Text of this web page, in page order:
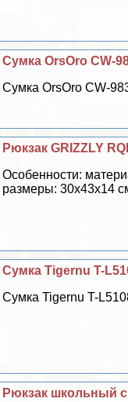
Сумка OrsOro CW-
Сумка OrsOro CW-
Рюкзак GRIZZLY
Особенности:
размеры: 30х43х14
Сумка Tigernu T-
Сумка Tigernu T-
Рюкзак школьный